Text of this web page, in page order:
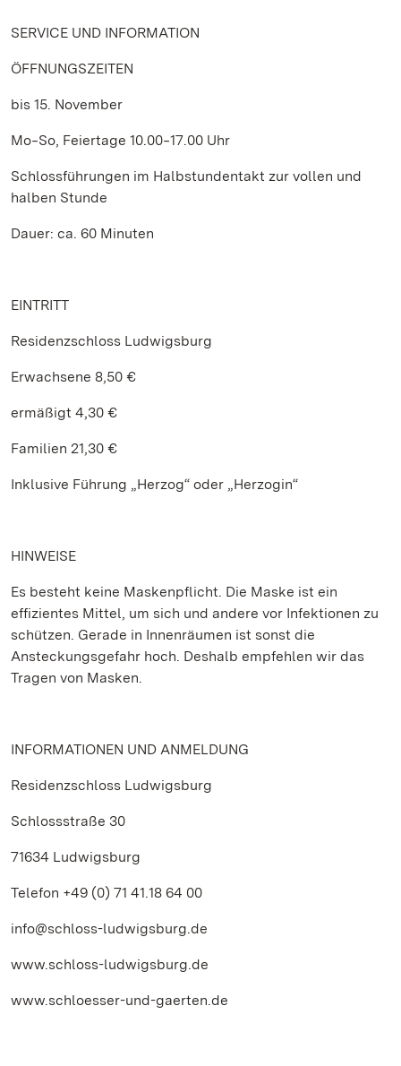
SERVICE UND INFORMATION
ÖFFNUNGSZEITEN
bis 15. November
Mo‒So, Feiertage 10.00‒17.00 Uhr
Schlossführungen im Halbstundentakt zur vollen und
halben Stunde
Dauer: ca. 60 Minuten
EINTRITT
Residenzschloss Ludwigsburg
Erwachsene 8,50 €
ermäßigt 4,30 €
Familien 21,30 €
Inklusive Führung „Herzog“ oder „Herzogin“
HINWEISE
Es besteht keine Maskenpflicht. Die Maske ist ein
effizientes Mittel, um sich und andere vor Infektionen zu
schützen. Gerade in Innenräumen ist sonst die
Ansteckungsgefahr hoch. Deshalb empfehlen wir das
Tragen von Masken.
INFORMATIONEN UND ANMELDUNG
Residenzschloss Ludwigsburg
Schlossstraße 30
71634 Ludwigsburg
Telefon +49 (0) 71 41.18 64 00
info@schloss-ludwigsburg.de
www.schloss-ludwigsburg.de
www.schloesser-und-gaerten.de